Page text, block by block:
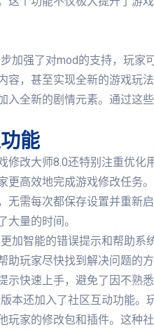
加强了对mod的支持，玩
容，甚至实现全新的游戏玩
入全新的剧情元素。通过这
能
修改大师8.0还特别注重优
更高效地完成游戏修改任务
无需每次都保存设置并重新
大量的时间。
加智能的错误提示和帮助
助玩家尽快找到解决问题的
示快速上手，避免了因不熟
本还加入了社区互动功能
玩家的修改包和插件。这种